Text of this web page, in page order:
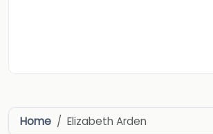
Home Elizabeth Arden